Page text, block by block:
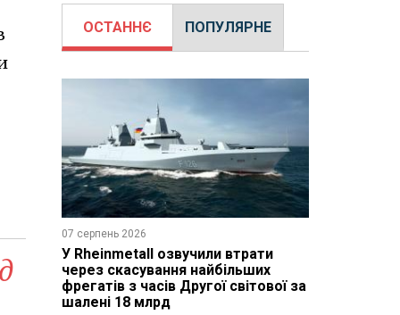
ОСТАННЄ ПОПУЛЯРНЕ
07 серпень 2026
У Rheinmetall озвучили втрати
через скасування найбільших
фрегатів з часів Другої світової за
шалені 18 млрд